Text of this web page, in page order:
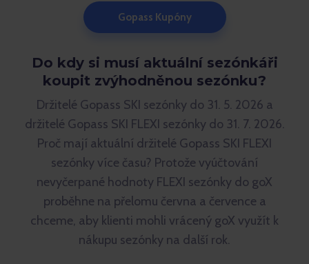
Gopass Kupóny
Do kdy si musí aktuální sezónkáři
koupit zvýhodněnou sezónku?
Držitelé Gopass SKI sezónky do 31. 5. 2026 a
držitelé Gopass SKI FLEXI sezónky do 31. 7. 2026.
Proč mají aktuální držitelé Gopass SKI FLEXI
sezónky více času? Protože vyúčtování
nevyčerpané hodnoty FLEXI sezónky do goX
proběhne na přelomu června a července a
chceme, aby klienti mohli vrácený goX využít k
nákupu sezónky na další rok.